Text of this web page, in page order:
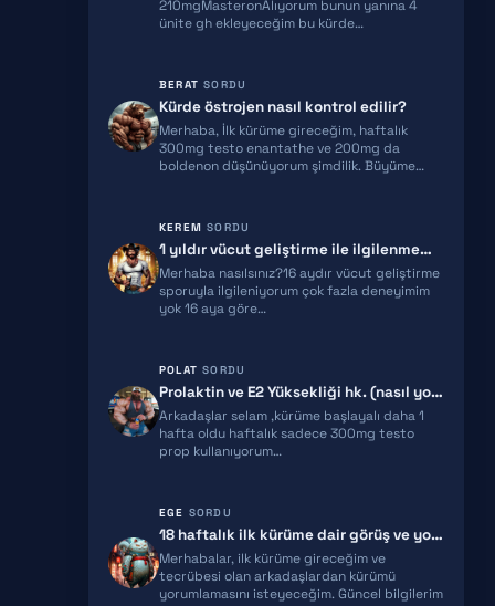
IPT 141
TB500
TRIPTORELIN
ACE031
HGH FRAGMENT
MGF
IPAMORELIN
EPITALON
SNAP 8
210mgMasteronAlıyorum bunun yanına 4
ünite gh ekleyeceğim bu kürde…
BERAT SORDU
Kürde östrojen nasıl kontrol edilir?
Merhaba, İlk kürüme gireceğim, haftalık
300mg testo enantathe ve 200mg da
boldenon düşünüyorum şimdilik. Büyüme…
KEREM SORDU
1 yıldır vücut geliştirme ile ilgilenmeme rağmen gelişimim yeterli gel…
Merhaba nasılsınız?16 aydır vücut geliştirme
sporuyla ilgileniyorum çok fazla deneyimim
yok 16 aya göre…
POLAT SORDU
Prolaktin ve E2 Yüksekliği hk. (nasıl yorumlamalıyım)
Arkadaşlar selam ,kürüme başlayalı daha 1
hafta oldu haftalık sadece 300mg testo
prop kullanıyorum…
EGE SORDU
18 haftalık ilk kürüme dair görüş ve yorumlarınızı rica ediyorum!
Merhabalar, ilk kürüme gireceğim ve
tecrübesi olan arkadaşlardan kürümü
yorumlamasını isteyeceğim. Güncel bilgilerim